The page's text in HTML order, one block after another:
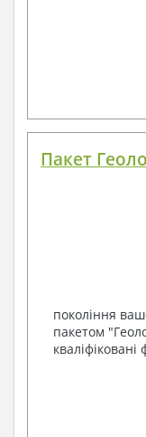
Пакет
покоління
пакетом
кваліфіковані